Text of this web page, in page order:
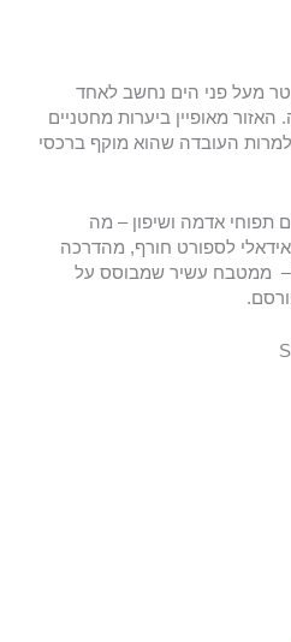
זה שנמצא בגובה 1400 מטר מעל פני הים נחשב לאחד
מאופיין ביערות מחטניים
למרות העובדה שהוא מוקף ברכסי
תפוחי אדמה ושיפון – מה
לספורט חורף, מהדרכה
– ממטבח עשיר שמבוסס על